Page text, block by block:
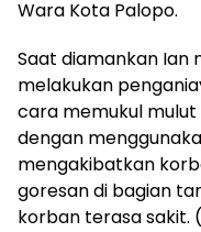
Wara Kota Palopo.
Saat diamankan Ian
melakukan
cara memukul
dengan
mengakibatkan
goresan di bagian
korban terasa sakit.